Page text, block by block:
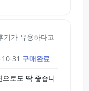
데 잘못하면 오
기가 유용하다고
31 구매완료
로도 딱 좋습니